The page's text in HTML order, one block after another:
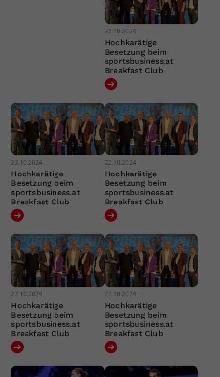
22.10.2024
Hochkarätige
Besetzung beim
sportsbusiness.at
Breakfast Club
22.10.2024
Hochkarätige
Besetzung beim
sportsbusiness.at
Breakfast Club
22.10.2024
Hochkarätige
Besetzung beim
sportsbusiness.at
Breakfast Club
22.10.2024
Hochkarätige
Besetzung beim
sportsbusiness.at
Breakfast Club
22.10.2024
Hochkarätige
Besetzung beim
sportsbusiness.at
Breakfast Club